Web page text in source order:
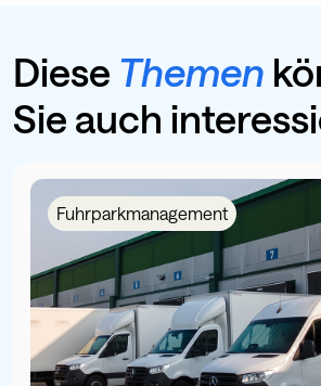
Diese Themen
Sie auch
Fuhrparkmanagement